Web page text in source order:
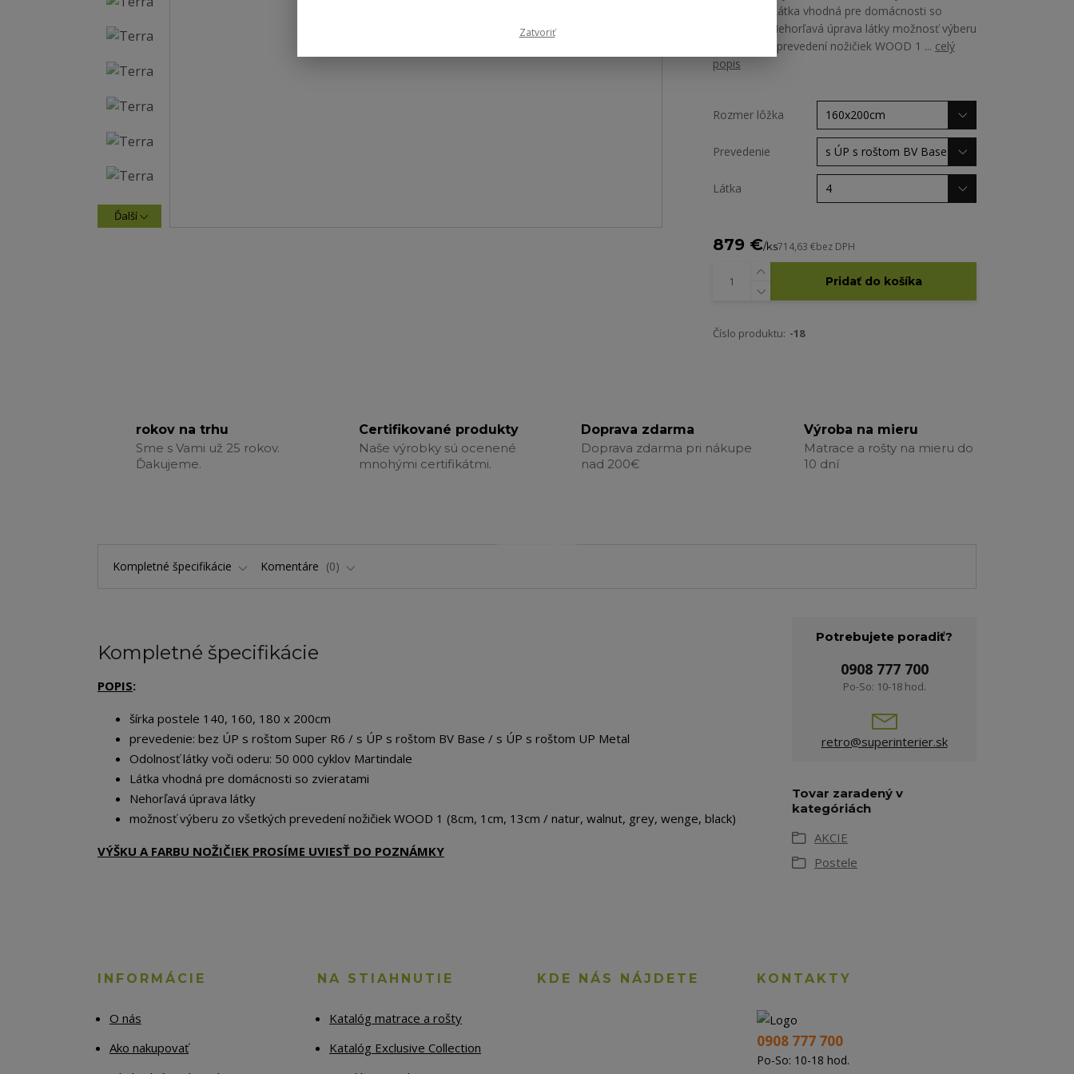
Ďalší
Martindale Látka vhodná pre domácnosti so
zvieratami Nehorľavá úprava látky možnosť výberu
zo všetkých prevedení nožičiek WOOD 1 ... celý
popis
Rozmer lôžka
Prevedenie
Látka
879 €/ks714,63 €bez DPH
Pridať do košíka
Číslo produktu: -18
rokov na trhu
Sme s Vami už 25 rokov.
Ďakujeme.
Certifikované produkty
Naše výrobky sú ocenené
mnohými certifikátmi.
Doprava zdarma
Doprava zdarma pri nákupe
nad 200€
Výroba na mieru
Matrace a rošty na mieru do
10 dní
Kompletné špecifikácie Komentáre 0
Kompletné špecifikácie
POPIS:
šírka postele 140, 160, 180 x 200cm
prevedenie: bez ÚP s roštom Super R6 / s ÚP s roštom BV Base / s ÚP s roštom UP Metal
Odolnosť látky voči oderu: 50 000 cyklov Martindale
Látka vhodná pre domácnosti so zvieratami
Nehorľavá úprava látky
možnosť výberu zo všetkých prevedení nožičiek WOOD 1 (8cm, 1cm, 13cm / natur, walnut, grey, wenge, black)
VÝŠKU A FARBU NOŽIČIEK PROSÍME UVIESŤ DO POZNÁMKY
Potrebujete poradiť?
0908 777 700
Po-So: 10-18 hod.
retro@superinterier.sk
Tovar zaradený v
kategóriách
AKCIE
Postele
INFORMÁCIE
O nás
Ako nakupovať
NA STIAHNUTIE
Katalóg matrace a rošty
Katalóg Exclusive Collection
KDE NÁS NÁJDETE KONTAKTY
0908 777 700
Po-So: 10-18 hod.
Zatvoriť